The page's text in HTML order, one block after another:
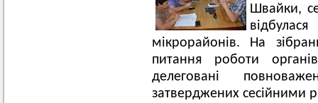
Швайки,
мікрорайонів. На
питання роботи
делеговані
затверджених сесійними